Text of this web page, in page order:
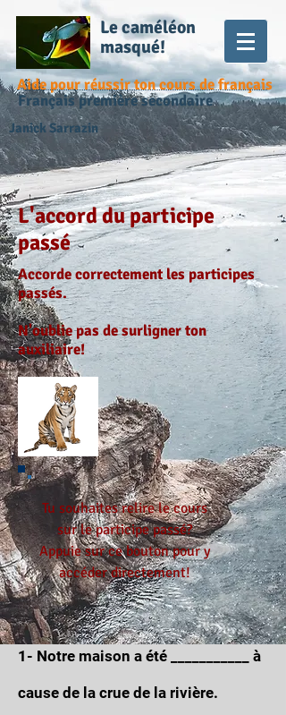
Le caméléon
masqué!
Aide pour réussir ton cours de français
Français première secondaire
Janick Sarrazin
L'accord du participe
passé
Accorde correctement les participes
passés.
N'oublie pas de surligner ton
auxiliaire!
Tu souhaites relire le cours
sur le participe passé?
Appuie sur ce bouton pour y
accéder directement!
1- Notre maison a été ___________ à
cause de la crue de la rivière.